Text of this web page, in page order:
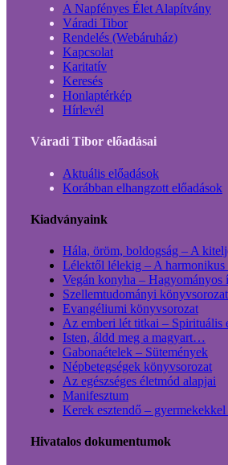
A Napfényes Élet Alapítvány
Váradi Tibor
Rendelés (Webáruház)
Kapcsolat
Karitatív
Keresés
Honlaptérkép
Hírlevél
Váradi Tibor előadásai
Aktuális előadások
Korábban elhangzott előadások
Kiadványaink
Hála, öröm, boldogság – A
Lélektől lélekig – A harmonikus
Vegán konyha – Hagyományos
Szellemtudományi könyvsorozat
Evangéliumi könyvsorozat
Az emberi lét titkai – Spirituális
Isten, áldd meg a magyart…
Gabonaételek – Sütemények
Népbetegségek könyvsorozat
Az egészséges életmód alapjai
Manifesztum
Kerek esztendő –
Hivatalos dokumentumok